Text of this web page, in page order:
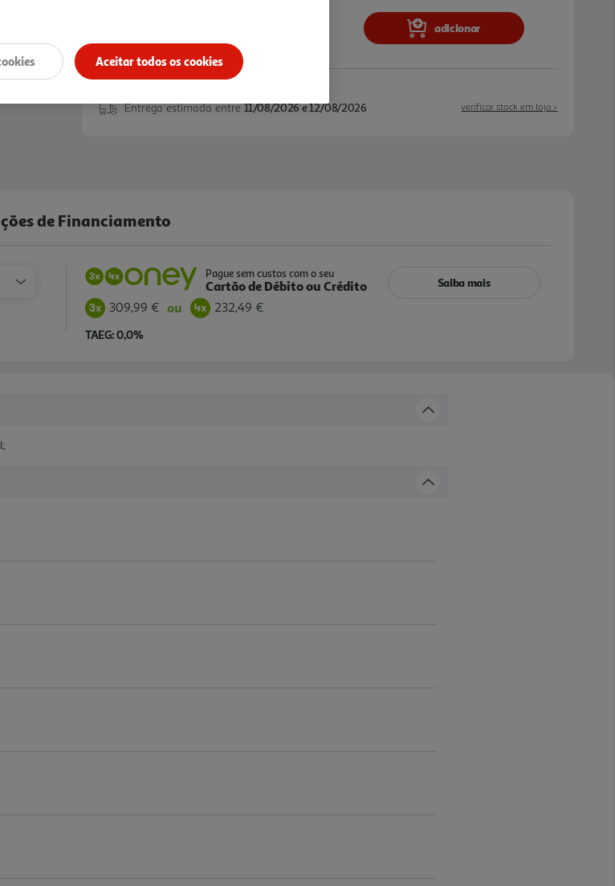
adicionar
verificar stock em loja >
Entrega estimada entre11/08/2026 e 12/08/2026
de Financiamento
Pague sem custos com o seu
Cartão de Débito ou Crédito
309,99 € ou 232,49 €
TAEG: 0,0%
Saiba mais
Aceitar todos os cookies